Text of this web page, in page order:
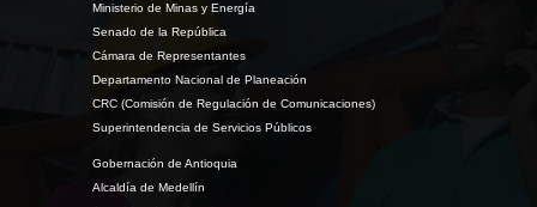
Ministerio de Minas y Energía
Senado de la República
Cámara de Representantes
Departamento Nacional de Planeación
CRC (Comisión de Regulación de Comunicaciones)
Superintendencia de Servicios Públicos
Gobernación de Antioquia
Alcaldía de Medellín